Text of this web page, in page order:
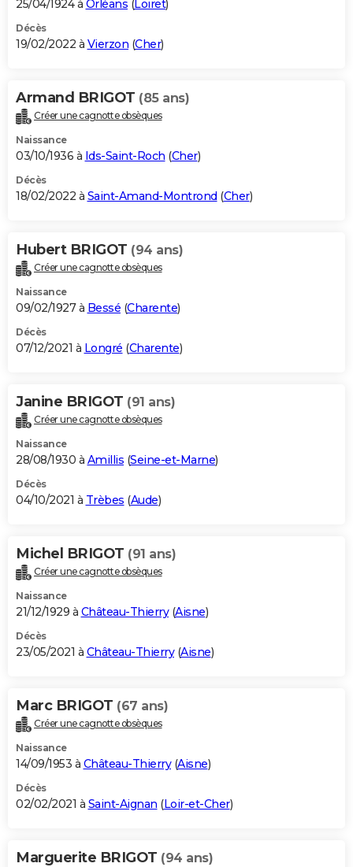
25/04/1924 à Orléans (Loiret)
Décès
19/02/2022 à Vierzon (Cher)
Armand BRIGOT (85 ans)
Créer une cagnotte obsèques
Naissance
03/10/1936 à Ids-Saint-Roch (Cher)
Décès
18/02/2022 à Saint-Amand-Montrond (Cher)
Hubert BRIGOT (94 ans)
Créer une cagnotte obsèques
Naissance
09/02/1927 à Bessé (Charente)
Décès
07/12/2021 à Longré (Charente)
Janine BRIGOT (91 ans)
Créer une cagnotte obsèques
Naissance
28/08/1930 à Amillis (Seine-et-Marne)
Décès
04/10/2021 à Trèbes (Aude)
Michel BRIGOT (91 ans)
Créer une cagnotte obsèques
Naissance
21/12/1929 à Château-Thierry(Aisne)
Décès
23/05/2021 à Château-Thierry(Aisne)
Marc BRIGOT (67 ans)
Créer une cagnotte obsèques
Naissance
14/09/1953 à Château-Thierry(Aisne)
Décès
02/02/2021 à Saint-Aignan (Loir-et-Cher)
Marguerite BRIGOT (94 ans)